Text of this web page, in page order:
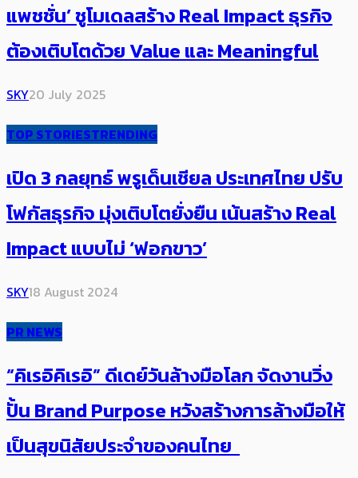
แพชชั่น’​ ชูโมเดลสร้าง​ Real Impact​ ธุรกิจ
ต้องเติบโตด้วย Value และ Meaningful
SKY20 July 2025
TOP STORIESTRENDING
เปิด 3 กลยุทธ์ พรูเด็นเชียล ประเทศไทย ปรับ
โฟกัสธุรกิจ มุ่งเติบโตยั่งยืน เน้นสร้าง Real
Impact แบบไม่ ‘ฟอกขาว’
SKY18 August 2024
PR NEWS
“คิเรอิคิเรอิ” ดีเดย์วันล้างมือโลก จัดงานวิ่ง
ปั้น Brand Purpose หวังสร้างการล้างมือให้
เป็นสุขนิสัยประจำของคนไทย